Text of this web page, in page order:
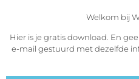
Welkom bij
Hier is je gratis download. En
e-mail gestuurd met dezelfde